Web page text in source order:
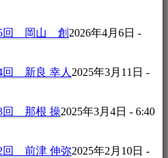
回 岡山 創2026年4月6日 -
回 新良 幸人2025年3月11日 -
回 那根 操2025年3月4日 - 6:40
回 前津 伸弥2025年2月10日 -